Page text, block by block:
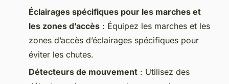
Éclairages spécifiques pour les marches et
les zones d’accès : Équipez les marches et les
zones d’accès d’éclairages spécifiques pour
éviter les chutes.
Détecteurs de mouvement : Utilisez des